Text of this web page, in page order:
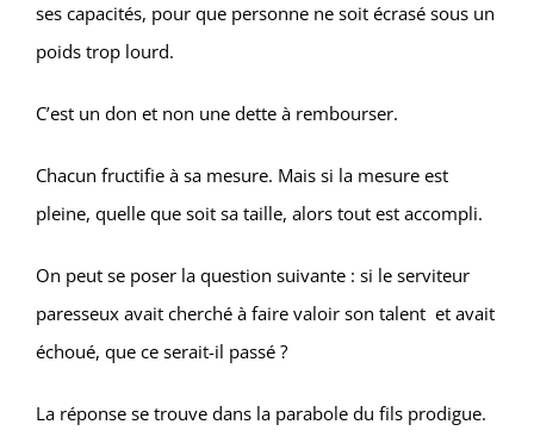
ses capacités, pour que personne ne soit écrasé sous un
poids trop lourd.
C’est un don et non une dette à rembourser.
Chacun fructifie à sa mesure. Mais si la mesure est
pleine, quelle que soit sa taille, alors tout est accompli.
On peut se poser la question suivante : si le serviteur
paresseux avait cherché à faire valoir son talent et avait
échoué, que ce serait-il passé ?
La réponse se trouve dans la parabole du fils prodigue.